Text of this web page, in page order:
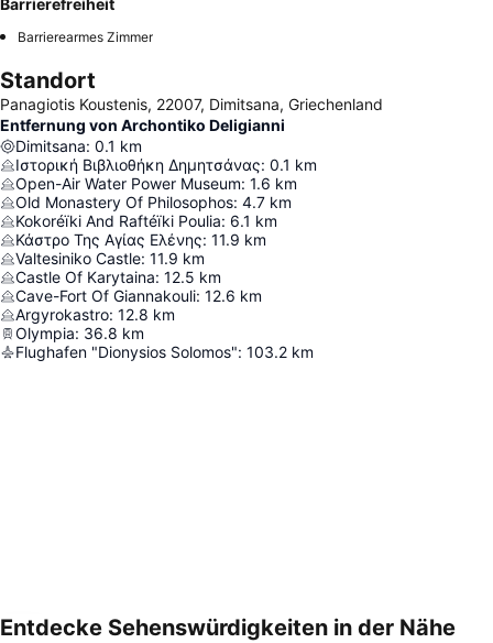
Barrierefreiheit
Barrierearmes Zimmer
Standort
Panagiotis Koustenis, 22007, Dimitsana, Griechenland
Entfernung von Archontiko Deligianni
Dimitsana: 0.1 km
Ιστορική Βιβλιοθήκη Δημητσάνας: 0.1 km
Open-Air Water Power Museum: 1.6 km
Old Monastery Of Philosophos: 4.7 km
Kokoréïki And Raftéïki Poulia: 6.1 km
Κάστρο Της Αγίας Ελένης: 11.9 km
Valtesiniko Castle: 11.9 km
Castle Of Karytaina: 12.5 km
Cave-Fort Of Giannakouli: 12.6 km
Argyrokastro: 12.8 km
Olympia: 36.8 km
Flughafen "Dionysios Solomos": 103.2 km
Entdecke Sehenswürdigkeiten in der Nähe